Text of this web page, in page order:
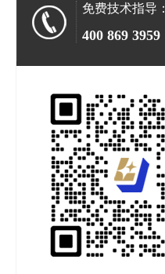
免费技术指导：
400 869 3959